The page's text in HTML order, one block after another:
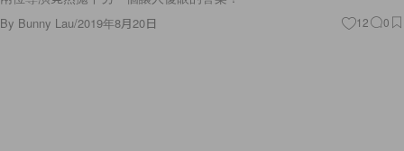
By Bunny Lau/2019年8月20日 12 0